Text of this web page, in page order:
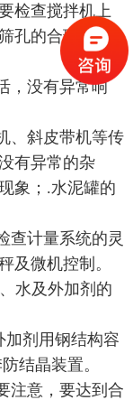
检查搅拌机上
孔的合理尺
，没有异常响
、斜皮带机等传
有异常的杂
象；.水泥罐的
查计量系统的灵
及微机控制。
水及外加剂的
加剂用钢结构容
结晶装置。
注意，要达到合